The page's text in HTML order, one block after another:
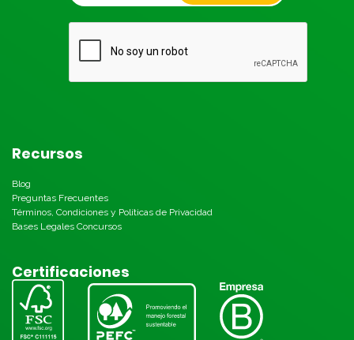
Recursos
Blog
Preguntas Frecuentes
Términos, Condiciones y Políticas de Privacidad
Bases Legales Concursos
Certificaciones